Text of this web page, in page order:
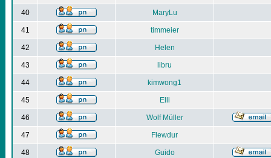
40 MaryLu
41 timmeier
42 Helen
43 libru
44 kimwong1
45 Elli
46 Wolf Müller
47 Flewdur
48 Guido